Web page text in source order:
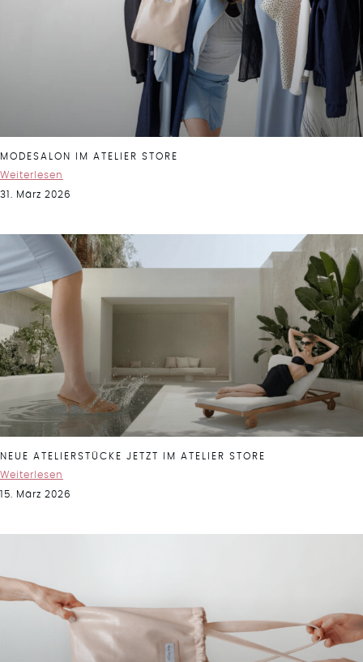
MODESALON IM ATELIER STORE
Weiterlesen
31. März 2026
NEUE ATELIERSTÜCKE JETZT IM ATELIER STORE
Weiterlesen
15. März 2026